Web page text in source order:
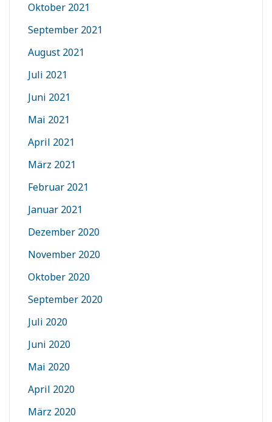
Oktober 2021
September 2021
August 2021
Juli 2021
Juni 2021
Mai 2021
April 2021
März 2021
Februar 2021
Januar 2021
Dezember 2020
November 2020
Oktober 2020
September 2020
Juli 2020
Juni 2020
Mai 2020
April 2020
März 2020